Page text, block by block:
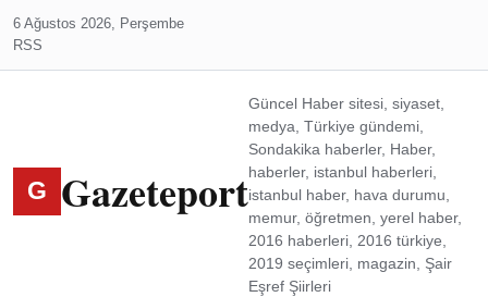
6 Ağustos 2026, Perşembe
RSS
G Gazeteport
Güncel Haber sitesi, siyaset,
medya, Türkiye gündemi,
Sondakika haberler, Haber,
haberler, istanbul haberleri,
istanbul haber, hava durumu,
memur, öğretmen, yerel haber,
2016 haberleri, 2016 türkiye,
2019 seçimleri, magazin, Şair
Eşref Şiirleri